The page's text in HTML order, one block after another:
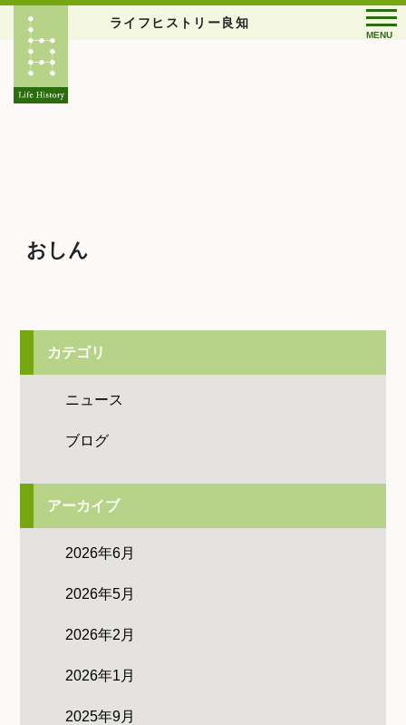
ライフヒストリー良知
MENU
おしん
カテゴリ
ニュース
ブログ
アーカイブ
2026年6月
2026年5月
2026年2月
2026年1月
2025年9月